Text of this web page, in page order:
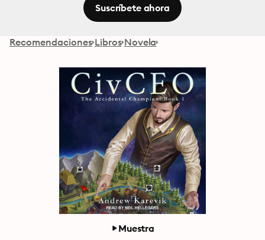
Suscríbete ahora
Recomendaciones Libros Novela
Muestra